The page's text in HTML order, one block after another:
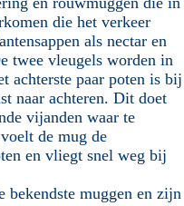
die het verkeer
als nectar en
twee vleugels worden in
achterste paar poten is bij
naar achteren. Dit doet
vijanden waar te
de mug de
en vliegt snel weg bij
bekendste muggen en zijn